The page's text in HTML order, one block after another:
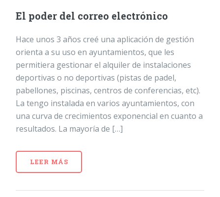
El poder del correo electrónico
Hace unos 3 años creé una aplicación de gestión
orienta a su uso en ayuntamientos, que les
permitiera gestionar el alquiler de instalaciones
deportivas o no deportivas (pistas de padel,
pabellones, piscinas, centros de conferencias, etc).
La tengo instalada en varios ayuntamientos, con
una curva de crecimientos exponencial en cuanto a
resultados. La mayoría de […]
LEER MÁS